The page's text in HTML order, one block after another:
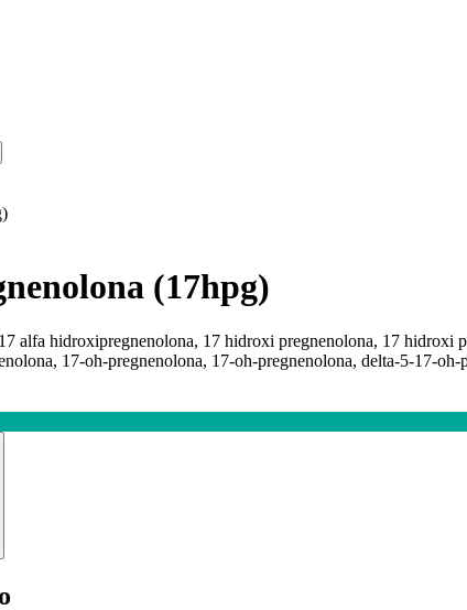
(17hpg)
17 alfa hidroxipregnenolona, 17 hidroxi pregnenolona, 17 hidroxi
17-oh-pregnenolona, 17-oh-pregnenolona, delta-5-17-